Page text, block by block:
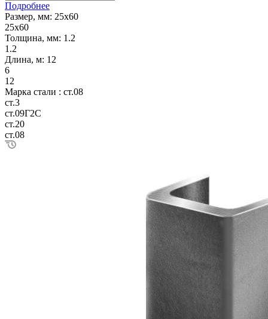
Подробнее
Размер, мм: 25х60
25х60
Толщина, мм: 1.2
1.2
Длина, м: 12
6
12
Марка стали : ст.08
ст.3
ст.09Г2С
ст.20
ст.08